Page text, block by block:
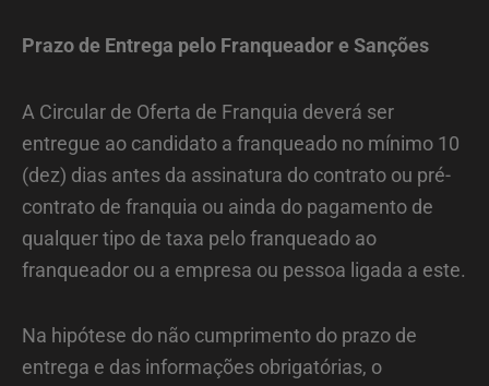
Prazo de Entrega pelo Franqueador e Sanções
A Circular de Oferta de Franquia deverá ser
entregue ao candidato a franqueado no mínimo 10
(dez) dias antes da assinatura do contrato ou pré-
contrato de franquia ou ainda do pagamento de
qualquer tipo de taxa pelo franqueado ao
franqueador ou a empresa ou pessoa ligada a este.
Na hipótese do não cumprimento do prazo de
entrega e das informações obrigatórias, o